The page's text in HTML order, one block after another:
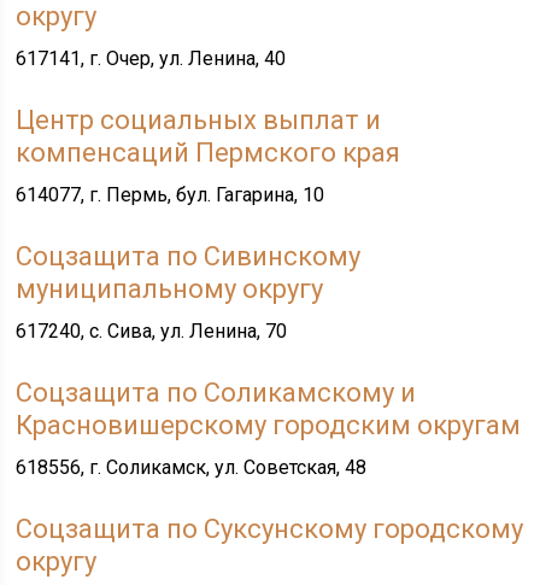
округу
617141, г. Очер, ул. Ленина, 40
Центр социальных выплат и
компенсаций Пермского края
614077, г. Пермь, бул. Гагарина, 10
Соцзащита по Сивинскому
муниципальному округу
617240, с. Сива, ул. Ленина, 70
Соцзащита по Соликамскому и
Красновишерскому городским округам
618556, г. Соликамск, ул.Cоветская, 48
Соцзащита по Суксунскому городскому
округу